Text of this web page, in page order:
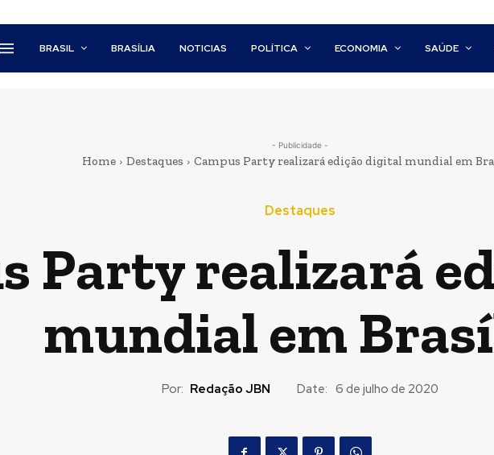
BRASIL BRASÍLIA NOTICIAS POLÍTICA ECONOMIA SAÚDE
- Publicidade -
Home Destaques Campus Party realizará edição digital mundial em
Destaques
Party realizará
mundial em
Por: Redação JBN Date: 6 de julho de 2020